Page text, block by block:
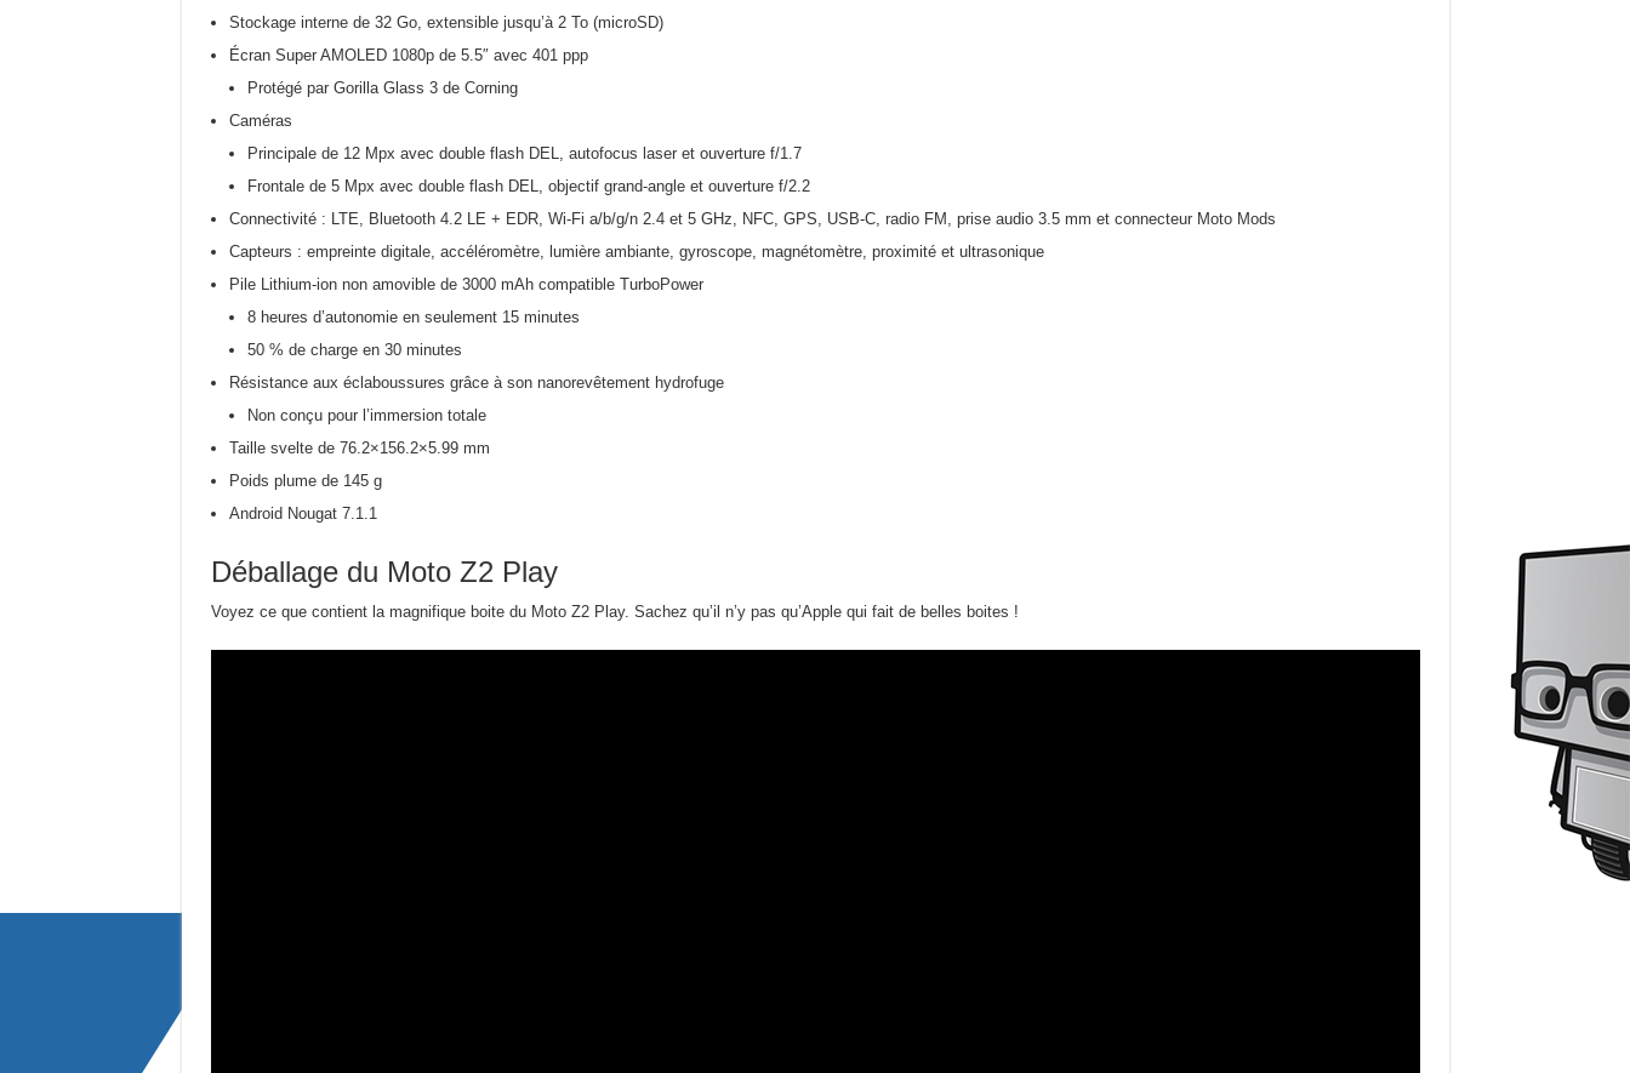
Stockage interne de 32 Go, extensible jusqu’à 2 To (microSD)
Écran Super AMOLED 1080p de 5.5″ avec 401 ppp
Protégé par Gorilla Glass 3 de Corning
Caméras
Principale de 12 Mpx avec double flash DEL, autofocus laser et ouverture f/1.7
Frontale de 5 Mpx avec double flash DEL, objectif grand-angle et ouverture f/2.2
Connectivité : LTE, Bluetooth 4.2 LE + EDR, Wi-Fi a/b/g/n 2.4 et 5 GHz, NFC, GPS, USB-C, radio FM, prise audio 3.5 mm et connecteur Moto Mods
Capteurs : empreinte digitale, accéléromètre, lumière ambiante, gyroscope, magnétomètre, proximité et ultrasonique
Pile Lithium-ion non amovible de 3000 mAh compatible TurboPower
8 heures d’autonomie en seulement 15 minutes
50 % de charge en 30 minutes
Résistance aux éclaboussures grâce à son nanorevêtement hydrofuge
Non conçu pour l’immersion totale
Taille svelte de 76.2×156.2×5.99 mm
Poids plume de 145 g
Android Nougat 7.1.1
Déballage du Moto Z2 Play
Voyez ce que contient la magnifique boite du Moto Z2 Play. Sachez qu’il n’y pas qu’Apple qui fait de belles boites !